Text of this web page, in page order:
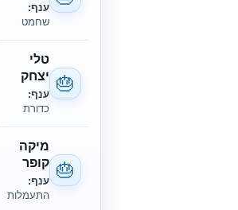
ענף:
שחמט
🎂
טלי
יצחק
ענף:
כדורת
🎂
מיקה
קופר
ענף:
התעמלות